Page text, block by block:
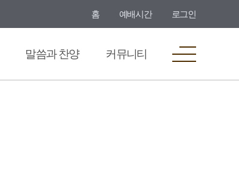
홈 예배시간 로그인
말씀과 찬양 커뮤니티